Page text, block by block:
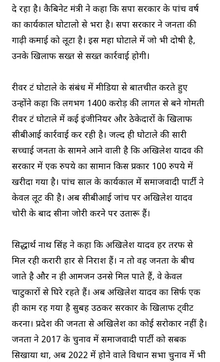
दे रहा है। कैबिनेट मंत्री ने कहा कि सपा सरकार के पांच वर्ष
का कार्यकाल घोटालो से भरा है। सपा सरकार ने जनता की
गाढ़ी कमाई को लूटा है। इस महा घोटाले में जो भी दोषी है,
उनके खिलाफ सख्त से सख्त कार्रवाई होगी।
रीवर फ्रंट घोटाले के संबंध में मीडिया से बातचीत करते हुए
उन्होंने कहा कि लगभग 1400 करोड़ की लागत से बने गोमती
रीवर फ्रंट घोटाले में कई इंजीनियर और ठेकेदारों के खिलाफ
सीबीआई कार्रवाई कर रही है। जल्द ही घोटाले की सारी
सच्चाई जनता के सामने आने वाली है कि अखिलेश यादव की
सरकार में एक रुपये का सामान किस प्रकार 100 रुपये में
खरीदा गया है। पांच साल के कार्यकाल में समाजवादी पार्टी ने
केवल लूट की है। अब सीबीआई जांच पर अखिलेश यादव
चोरी के बाद सीना जोरी करने पर उतारू हैं।
सिद्धार्थ नाथ सिंह ने कहा कि अखिलेश यादव हर तरफ से
मिल रही करारी हार से निराश हैं। न तो वह जनता के बीच
जाते है और न ही आमजन उनसे मिल पाते हैं, वे केवल
चाटुकारों से घिरे रहते हैं। अब अखिलेश यादव का सिर्फ एक
ही काम रह गया है सुबह उठकर सरकार के खिलाफ ट्वीट
करना। प्रदेश की जनता से अखिलेश का कोई सरोकार नहीं है।
जनता ने 2017 के चुनाव में समाजवादी पार्टी को सबक
सिखाया था, अब 2022 में होने वाले विधान सभा चुनाव में भी